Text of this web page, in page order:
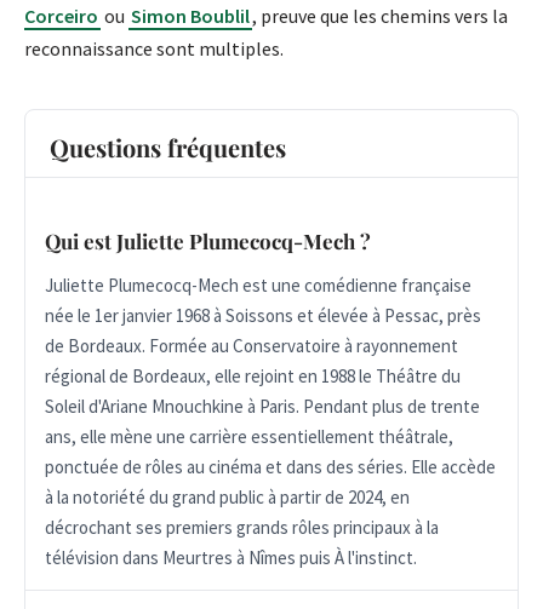
Corceiro ou Simon Boublil, preuve que les chemins vers la
reconnaissance sont multiples.
Questions fréquentes
Qui est Juliette Plumecocq-Mech ?
Juliette Plumecocq-Mech est une comédienne française
née le 1er janvier 1968 à Soissons et élevée à Pessac, près
de Bordeaux. Formée au Conservatoire à rayonnement
régional de Bordeaux, elle rejoint en 1988 le Théâtre du
Soleil d'Ariane Mnouchkine à Paris. Pendant plus de trente
ans, elle mène une carrière essentiellement théâtrale,
ponctuée de rôles au cinéma et dans des séries. Elle accède
à la notoriété du grand public à partir de 2024, en
décrochant ses premiers grands rôles principaux à la
télévision dans Meurtres à Nîmes puis À l'instinct.